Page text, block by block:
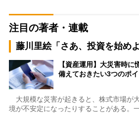
注目の著者・連載
藤川里絵「さあ、投資を始めよ
【資産運用】大災害時
備えておきたい3つのポ
大規模な災害が起きると、株式市場が
境が不安定になったりすることがある。